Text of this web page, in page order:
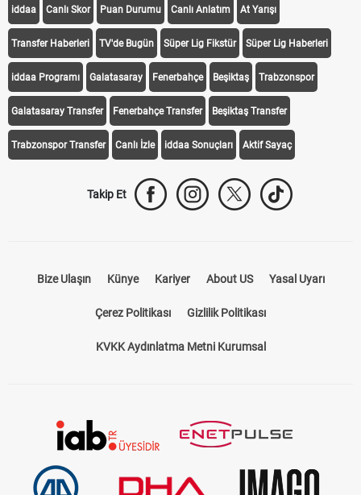
iddaa Canlı Skor Puan Durumu Canlı Anlatım At Yarışı
Transfer Haberleri TV'de Bugün Süper Lig Fikstür Süper Lig Haberleri
iddaa Programı Galatasaray Fenerbahçe Beşiktaş Trabzonspor
Galatasaray Transfer Fenerbahçe Transfer Beşiktaş Transfer
Trabzonspor Transfer Canlı İzle iddaa Sonuçları Aktif Sayaç
Takip Et
Bize Ulaşın Künye Kariyer About US Yasal Uyarı
Çerez Politikası Gizlilik Politikası
KVKK Aydınlatma Metni Kurumsal